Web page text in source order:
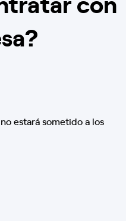
estará sometido a los